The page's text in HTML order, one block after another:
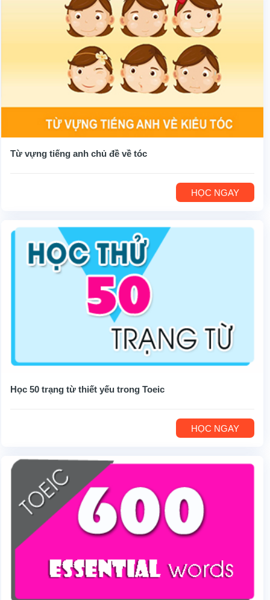
Từ vựng tiếng anh chủ đề về tóc
HỌC NGAY
Học 50 trạng từ thiết yếu trong Toeic
HỌC NGAY